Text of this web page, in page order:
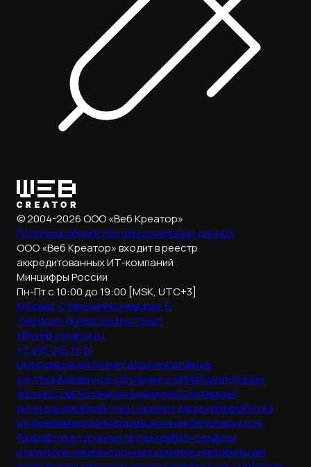
© 2004-2026 ООО «Веб Креатор»
Политика обработкиперсональных данных
ООО «Веб Креатор» входит в реестр
аккредитованных ИТ-компаний
Минцифры России
Пн-Пт с 10:00 до 19:00 [MSK, UTC+3]
Москва, Староалексеевская, 5
Telegram @WebCreatorTeam
s@web-creator.ru
+7 495 215 15 01
Цифровизация бизнесаКорпоративные
системыМашинное обучение и ИИАвтоматизация
процессовСистемная аналитикаСистемная
интеграцияОбработка и анализ данныхРазработка
на фреймворкахИнформационная безопасность
Разработка сложных проектовВеб-сервисы
и приложенияЭлектронная коммерцияМобильная